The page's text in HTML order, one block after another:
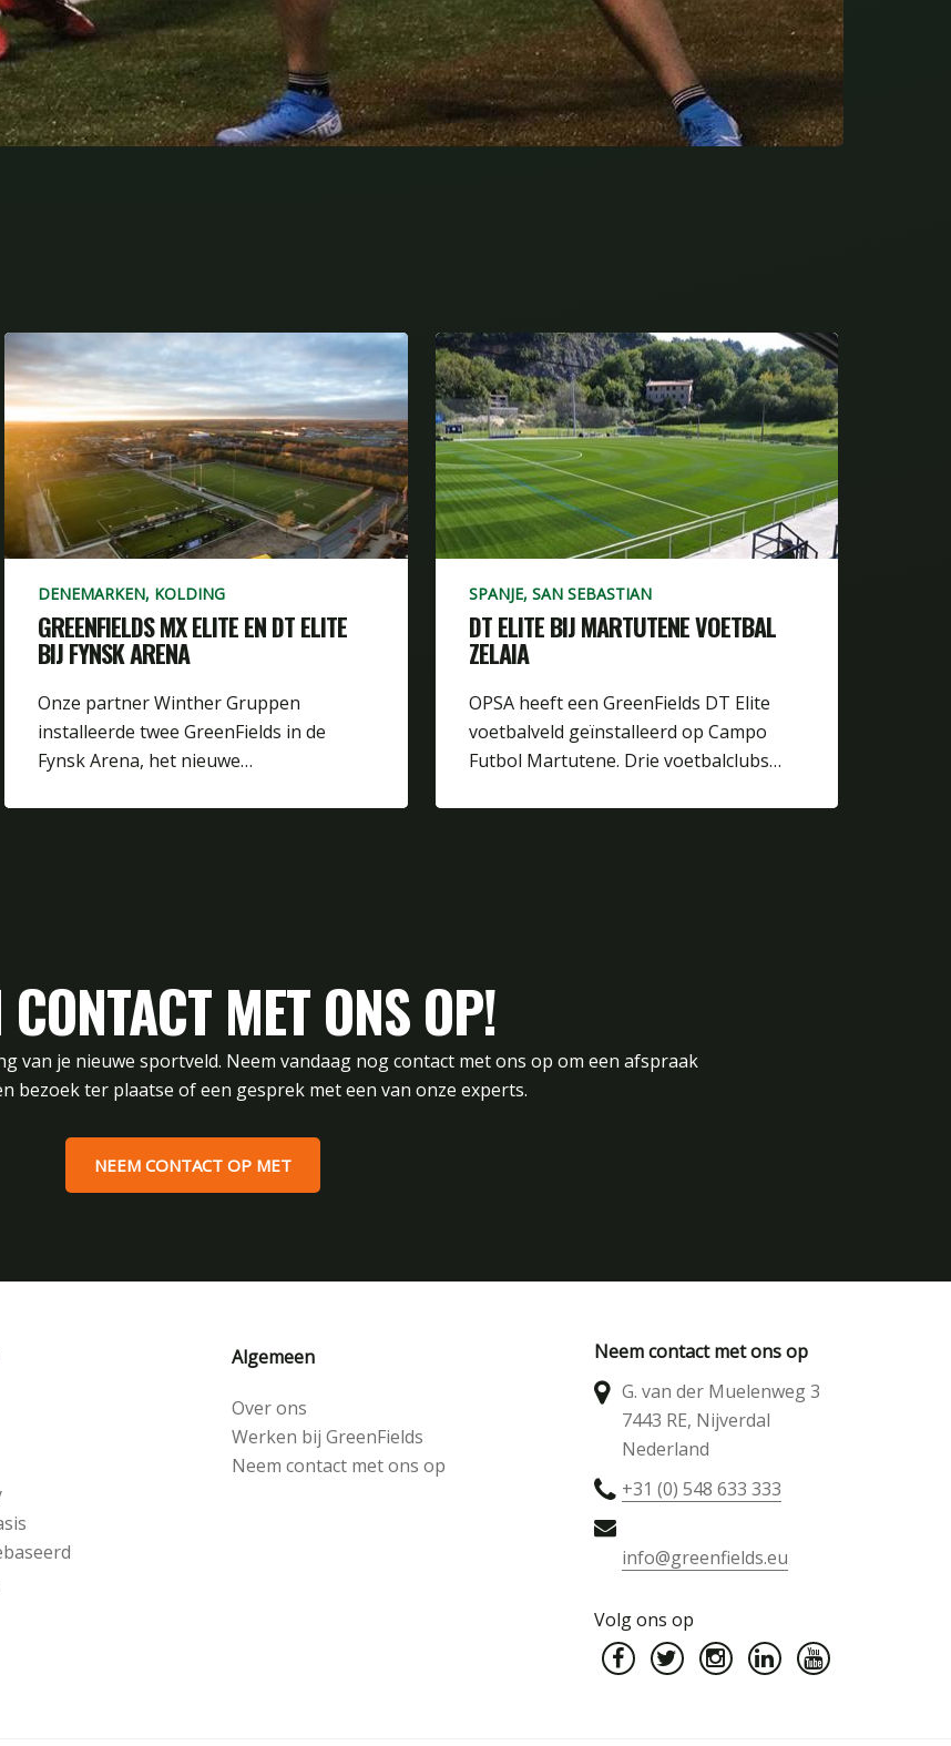
DENEMARKEN, KOLDING
GREENFIELDS MX ELITE EN DT ELITE
BIJ FYNSK ARENA
Onze partner Winther Gruppen
installeerde twee GreenFields in de
Fynsk Arena, het nieuwe…
SPANJE, SAN SEBASTIAN
DT ELITE BIJ MARTUTENE VOETBAL
ZELAIA
OPSA heeft een GreenFields DT Elite
voetbalveld geïnstalleerd op Campo
Futbol Martutene. Drie voetbalclubs…
CONTACT MET ONS OP!
van je nieuwe sportveld. Neem vandaag nog contact met ons op om een afspraak
bezoek ter plaatse of een gesprek met een van onze experts.
NEEM CONTACT OP MET
Algemeen
Over ons
Werken bij GreenFields
Neem contact met ons op
Neem contact met ons op
G. van der Muelenweg 3
7443 RE, Nijverdal
Nederland
+31 (0) 548 633 333
info@greenfields.eu
Volg ons op